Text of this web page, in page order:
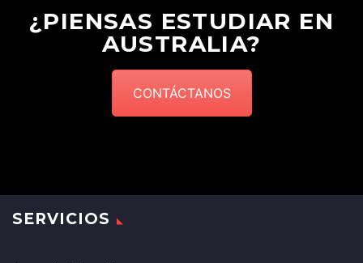
¿PIENSAS ESTUDIAR EN
AUSTRALIA?
CONTÁCTANOS
SERVICIOS